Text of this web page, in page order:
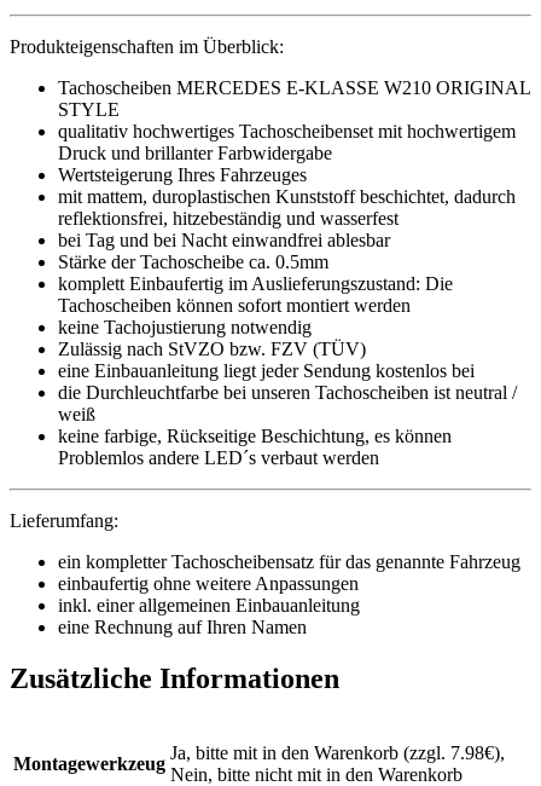
Produkteigenschaften im Überblick:
Tachoscheiben MERCEDES E-KLASSE W210 ORIGINAL
STYLE
qualitativ hochwertiges Tachoscheibenset mit hochwertigem
Druck und brillanter Farbwidergabe
Wertsteigerung Ihres Fahrzeuges
mit mattem, duroplastischen Kunststoff beschichtet, dadurch
reflektionsfrei, hitzebeständig und wasserfest
bei Tag und bei Nacht einwandfrei ablesbar
Stärke der Tachoscheibe ca. 0.5mm
komplett Einbaufertig im Auslieferungszustand: Die
Tachoscheiben können sofort montiert werden
keine Tachojustierung notwendig
Zulässig nach StVZO bzw. FZV (TÜV)
eine Einbauanleitung liegt jeder Sendung kostenlos bei
die Durchleuchtfarbe bei unseren Tachoscheiben ist neutral /
weiß
keine farbige, Rückseitige Beschichtung, es können
Problemlos andere LED´s verbaut werden
Lieferumfang:
ein kompletter Tachoscheibensatz für das genannte Fahrzeug
einbaufertig ohne weitere Anpassungen
inkl. einer allgemeinen Einbauanleitung
eine Rechnung auf Ihren Namen
Zusätzliche Informationen
Montagewerkzeug
Ja, bitte mit in den Warenkorb (zzgl. 7.98€),
Nein, bitte nicht mit in den Warenkorb